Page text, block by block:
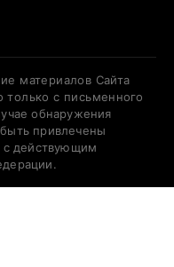
материалов Сайта
с письменного
обнаружения
привлечены
с действующим